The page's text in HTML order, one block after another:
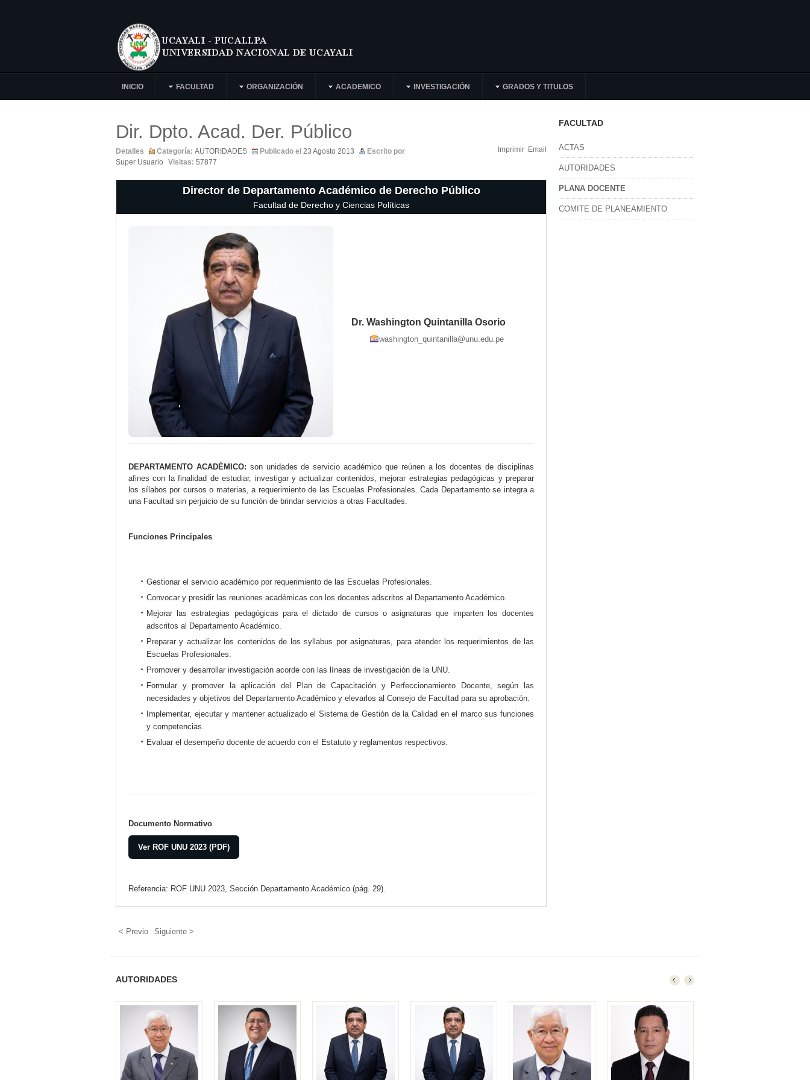
INICIO FACULTAD ORGANIZACIÓN ACADEMICO INVESTIGACIÓN GRADOS Y TITULOS
Dir. Dpto. Acad. Der. Público
Imprimir Email
Detalles Categoría: AUTORIDADES Publicado el 23 Agosto 2013
Escrito por
Super Usuario
Visitas: 57877
Director de Departamento Académico de Derecho Público
Facultad de Derecho y Ciencias Políticas
Dr. Washington Quintanilla Osorio
washington_quintanilla@unu.edu.pe
DEPARTAMENTO ACADÉMICO: son unidades de servicio académico que reúnen a los docentes de disciplinas
afines con la finalidad de estudiar, investigar y actualizar contenidos, mejorar estrategias pedagógicas y preparar
los sílabos por cursos o materias, a requerimiento de las Escuelas Profesionales. Cada Departamento se integra a
una Facultad sin perjuicio de su función de brindar servicios a otras Facultades.
Funciones Principales
Gestionar el servicio académico por requerimiento de las Escuelas Profesionales.
Convocar y presidir las reuniones académicas con los docentes adscritos al Departamento Académico.
Mejorar las estrategias pedagógicas para el dictado de cursos o asignaturas que imparten los docentes
adscritos al Departamento Académico.
Preparar y actualizar los contenidos de los syllabus por asignaturas, para atender los requerimientos de las
Escuelas Profesionales.
Promover y desarrollar investigación acorde con las líneas de investigación de la UNU.
Formular y promover la aplicación del Plan de Capacitación y Perfeccionamiento Docente, según las
necesidades y objetivos del Departamento Académico y elevarlos al Consejo de Facultad para su aprobación.
Implementar, ejecutar y mantener actualizado el Sistema de Gestión de la Calidad en el marco sus funciones
y competencias.
Evaluar el desempeño docente de acuerdo con el Estatuto y reglamentos respectivos.
Documento Normativo
Ver ROF UNU 2023 (PDF)
Referencia: ROF UNU 2023, Sección Departamento Académico (pág. 29).
< Previo Siguiente >
FACULTAD
ACTAS
AUTORIDADES
PLANA DOCENTE
COMITE DE PLANEAMIENTO
AUTORIDADES